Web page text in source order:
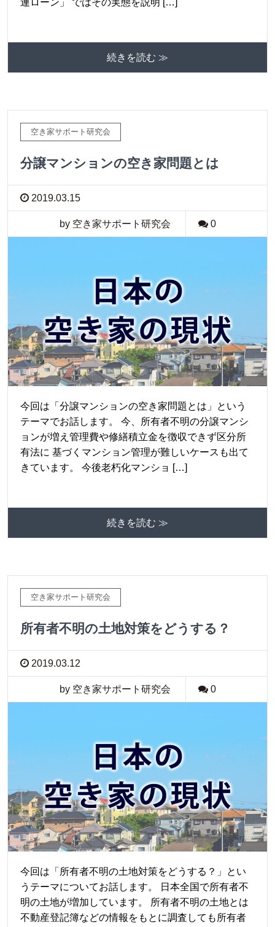
続きを読む ≫
空き家サポート研究会
分譲マンションの空き家問題とは
2019.03.15
by 空き家サポート研究会 0
今回は「分譲マンションの空き家問題とは」という
テーマでお話します。 今、所有者不明の分譲マンシ
ョンが増え管理費や修繕積立金を徴収できず区分所
有法に 基づくマンション管理が難しいケースも出て
きています。 今後老朽化マンショ […]
続きを読む ≫
空き家サポート研究会
所有者不明の土地対策をどうする？
2019.03.12
by 空き家サポート研究会 0
今回は「所有者不明の土地対策をどうする？」とい
うテーマについてお話します。 日本全国で所有者不
明の土地が増加しています。 所有者不明の土地とは
不動産登記簿などの情報をもとに調査しても所有者